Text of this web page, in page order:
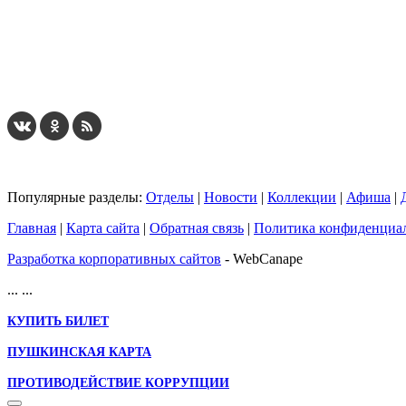
Популярные разделы: Отделы | Новости | Коллекции | Афиша |
Главная | Карта сайта | Обратная связь | Политика
Разработка корпоративных сайтов - WebCanape
... ...
КУПИТЬ БИЛЕТ
ПУШКИНСКАЯ КАРТА
ПРОТИВОДЕЙСТВИЕ КОРРУПЦИИ